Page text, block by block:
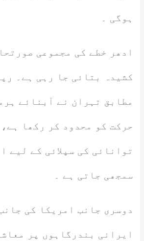
ہوگی ۔
ادھر خطے کی مجموعی
کشیدہ بتائی جا رہی ہے۔
مطابق تہران نے آبنائے
حرکت کو محدود کر رکھا
توانائی کی سپلائی کے لیے
سمجھی جاتی ہے ۔
دوسری جانب امریکا کی
ایرانی بندرگاہوں پر